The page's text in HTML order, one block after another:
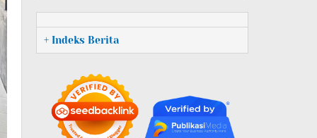
+ Indeks Berita